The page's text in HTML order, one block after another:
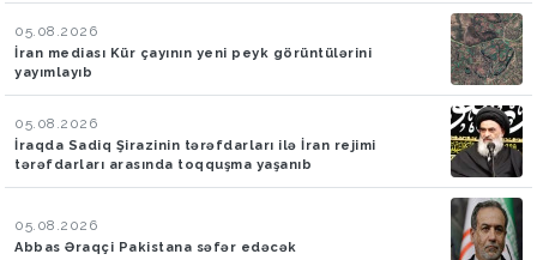
05.08.2026
İran mediası Kür çayının yeni peyk görüntülərini
yayımlayıb
05.08.2026
İraqda Sadiq Şirazinin tərəfdarları ilə İran rejimi
tərəfdarları arasında toqquşma yaşanıb
05.08.2026
Abbas Əraqçi Pakistana səfər edəcək